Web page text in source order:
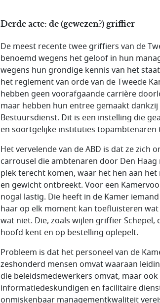
Derde acte: de (gewezen?) griffier
De meest recente twee griffiers van de
benoemd wegens het geloof in hun
wegens hun grondige kennis van het
het reglement van orde van de Tweede
hebben geen voorafgaande carrière
maar hebben hun entree gemaakt dankzij
Bestuursdienst. Dit is een instelling die
en soortgelijke instituties topambtenaren
Het vervelende van de ABD is dat ze zich
carrousel die ambtenaren door Den
plek terecht komen, waar het hen aan
en gewicht ontbreekt. Voor een
nogal lastig. Die heeft in de Kamer
haar op elk moment kan toefluisteren
wat niet. Die, zoals wijlen griffier Schepel,
hoofd kent en op bestelling oplepelt.
Probleem is dat het personeel van de
zeshonderd mensen omvat waaraan
die beleidsmedewerkers omvat, maar
informatiedeskundigen en facilitaire
onmiskenbaar managementkwaliteit